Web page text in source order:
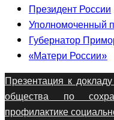
Президент России
Уполномоченный
Губернатор
«Матери России»
Презентация к
общества по
профилактике